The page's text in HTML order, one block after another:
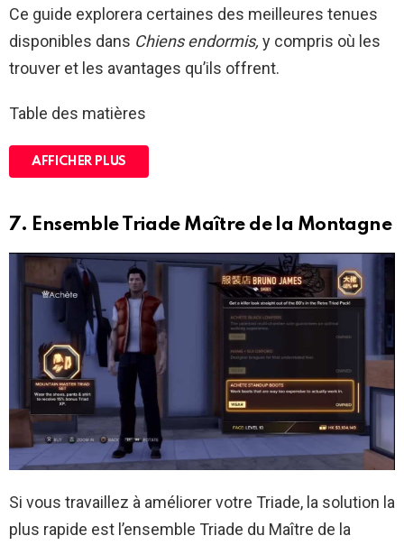
Ce guide explorera certaines des meilleures tenues
disponibles dans Chiens endormis, y compris où les
trouver et les avantages qu’ils offrent.
Table des matières
AFFICHER PLUS
7. Ensemble Triade Maître de la Montagne
Si vous travaillez à améliorer votre Triade, la solution la
plus rapide est l’ensemble Triade du Maître de la